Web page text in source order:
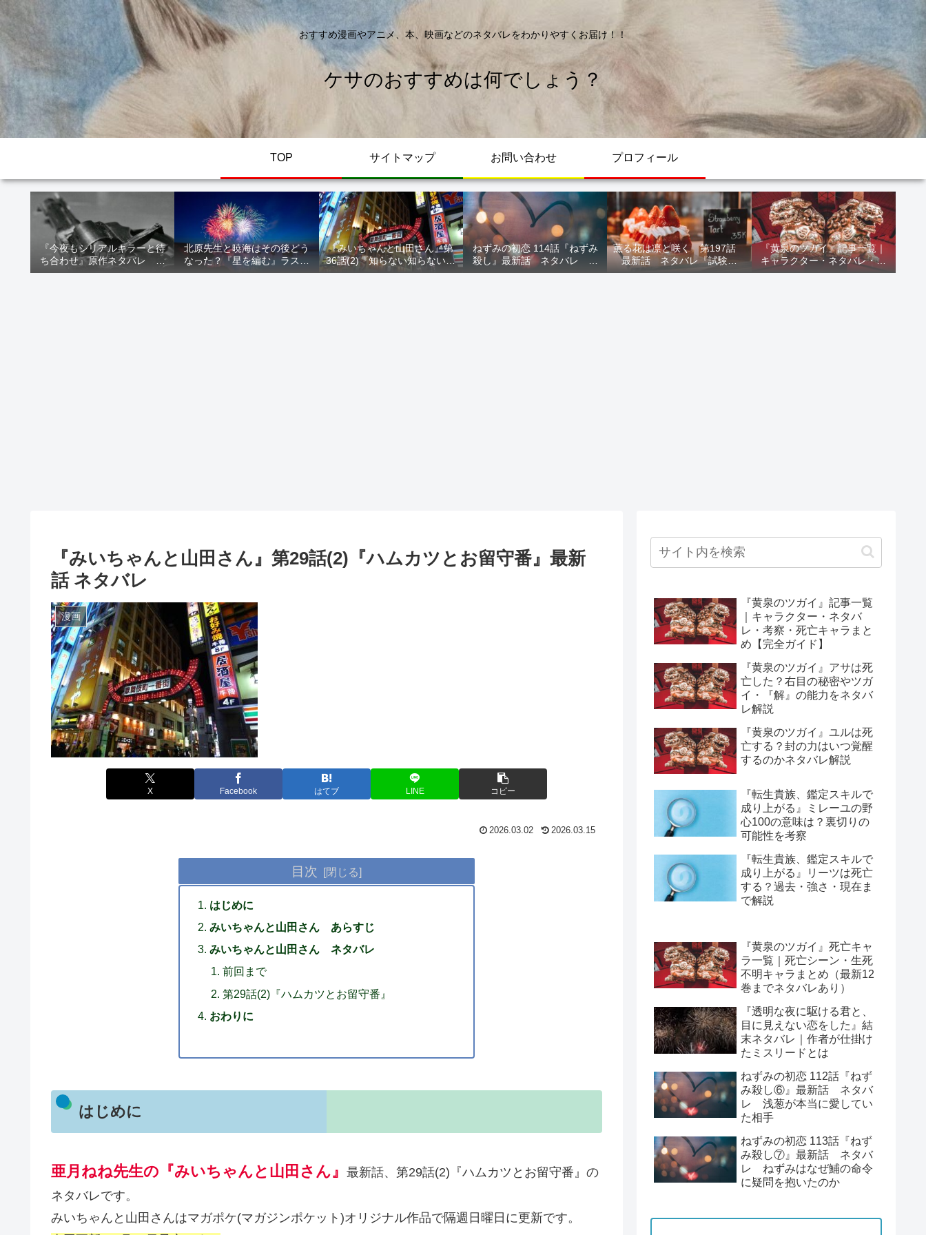
おすすめ漫画やアニメ、本、映画などのネタバレをわかりやすくお届け！！
ケサのおすすめは何でしょう？
TOP サイトマップ お問い合わせ プロフィール
『今夜もシリアルキラーと待
ち合わせ』原作ネタバレ 断
髪オブジェ殺人事件 犯人の
北原先生と暁海はその後どう
なった？『星を編む』ラスト
をネタバレ解説
『みいちゃんと山田さん』第
36話(2)『知らない知らない知
らない』最新話 ネタバレ 犯
ねずみの初恋 114話『ねずみ
殺し』最新話 ネタバレ 水
鳥死亡 鯆を殺すか
薫る花は凛と咲く 第197話
最新話 ネタバレ『試験結
果』
『黄泉のツガイ』記事一覧｜
キャラクター・ネタバレ・考
察・死亡キャラまとめ【完全
『みいちゃんと山田さん』第29話(2)『ハムカツとお留守番』最新
話 ネタバレ
漫画
X Facebook はてブ LINE コピー
2026.03.02 2026.03.15
目次
はじめに
みいちゃんと山田さん あらすじ
みいちゃんと山田さん ネタバレ
前回まで
第29話(2)『ハムカツとお留守番』
おわりに
はじめに
亜月ねね先生の『みいちゃんと山田さん』 最新話、第29話(2)『ハムカツとお留守番』の
ネタバレです。
みいちゃんと山田さんはマガポケ(マガジンポケット)オリジナル作品で隔週日曜日に更新です。
『黄泉のツガイ』記事一覧
｜キャラクター・ネタバ
レ・考察・死亡キャラまと
め【完全ガイド】
『黄泉のツガイ』アサは死
亡した？右目の秘密やツガ
イ・『解』の能力をネタバ
レ解説
『黄泉のツガイ』ユルは死
亡する？封の力はいつ覚醒
するのかネタバレ解説
『転生貴族、鑑定スキルで
成り上がる』ミレーユの野
心100の意味は？裏切りの
可能性を考察
『転生貴族、鑑定スキルで
成り上がる』リーツは死亡
する？過去・強さ・現在ま
で解説
『黄泉のツガイ』死亡キャ
ラ一覧｜死亡シーン・生死
不明キャラまとめ（最新12
巻までネタバレあり）
『透明な夜に駆ける君と、
目に見えない恋をした』結
末ネタバレ｜作者が仕掛け
たミスリードとは
ねずみの初恋 112話『ねず
み殺し⑥』最新話 ネタバ
レ 浅葱が本当に愛してい
た相手
ねずみの初恋 113話『ねず
み殺し⑦』最新話 ネタバ
レ ねずみはなぜ鯆の命令
に疑問を抱いたのか